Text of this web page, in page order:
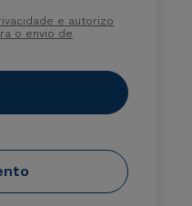
e autorizo
o envio de